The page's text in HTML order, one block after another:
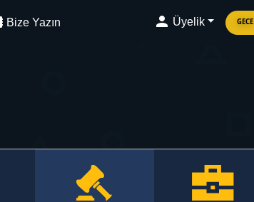
Bize Yazın Üyelik GECE